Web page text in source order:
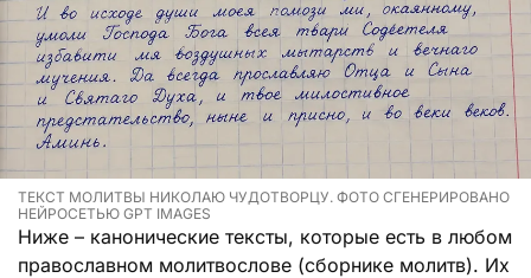
ТЕКСТ МОЛИТВЫ НИКОЛАЮ ЧУДОТВОРЦУ. ФОТО СГЕНЕРИРОВАНО
НЕЙРОСЕТЬЮ GPT IMAGES
Ниже – канонические тексты, которые есть в любом
православном молитвослове (сборнике молитв). Их